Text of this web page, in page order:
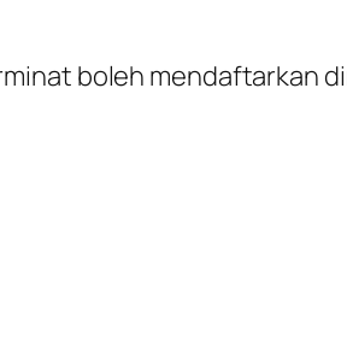
boleh mendaftarkan